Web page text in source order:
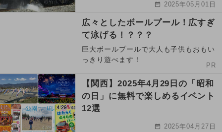
2025年05月01日
広々としたボールプール！広すぎ
て泳げる！？？？
巨大ボールプールで大人も子供もおもい
っきり遊べます！
PR
【関西】2025年4月29日の「昭和
の日」に無料で楽しめるイベント
12選
2025年04月27日